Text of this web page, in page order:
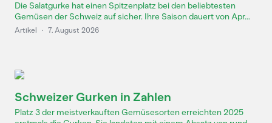
Die Salatgurke hat einen Spitzenplatz bei den beliebtesten
Gemüsen der Schweiz auf sicher. Ihre Saison dauert von Apr...
Artikel · 7. August 2026
Schweizer Gurken in Zahlen
Platz 3 der meistverkauften Gemüsesorten erreichten 2025